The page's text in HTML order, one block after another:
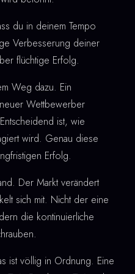
du in deinem Tempo
Verbesserung deiner
flüchtige Erfolg.
Weg dazu. Ein
Wettbewerber
ist, wie
wird. Genau diese
Erfolg.
Der Markt verändert
sich mit. Nicht der eine
die kontinuierliche
ist völlig in Ordnung. Eine